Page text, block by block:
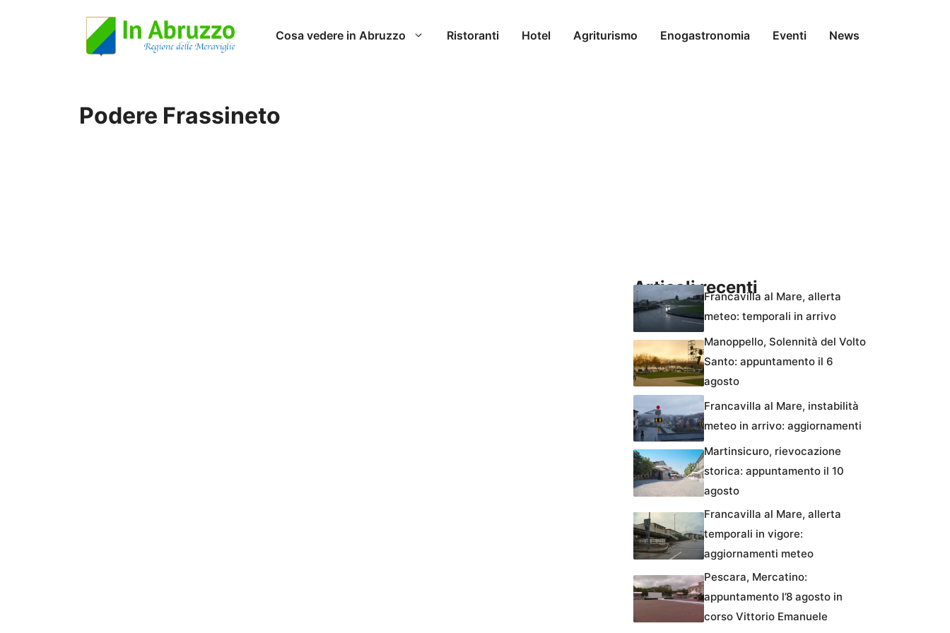
Cosa vedere in Abruzzo Ristoranti Hotel Agriturismo Enogastronomia Eventi News
Podere Frassineto
Articoli recentiFrancavilla al Mare, allerta
meteo: temporali in arrivo
Manoppello, Solennità del Volto
Santo: appuntamento il 6
agosto
Francavilla al Mare, instabilità
meteo in arrivo: aggiornamenti
Martinsicuro, rievocazione
storica: appuntamento il 10
agosto
Francavilla al Mare, allerta
temporali in vigore:
aggiornamenti meteo
Pescara, Mercatino:
appuntamento l’8 agosto in
corso Vittorio Emanuele